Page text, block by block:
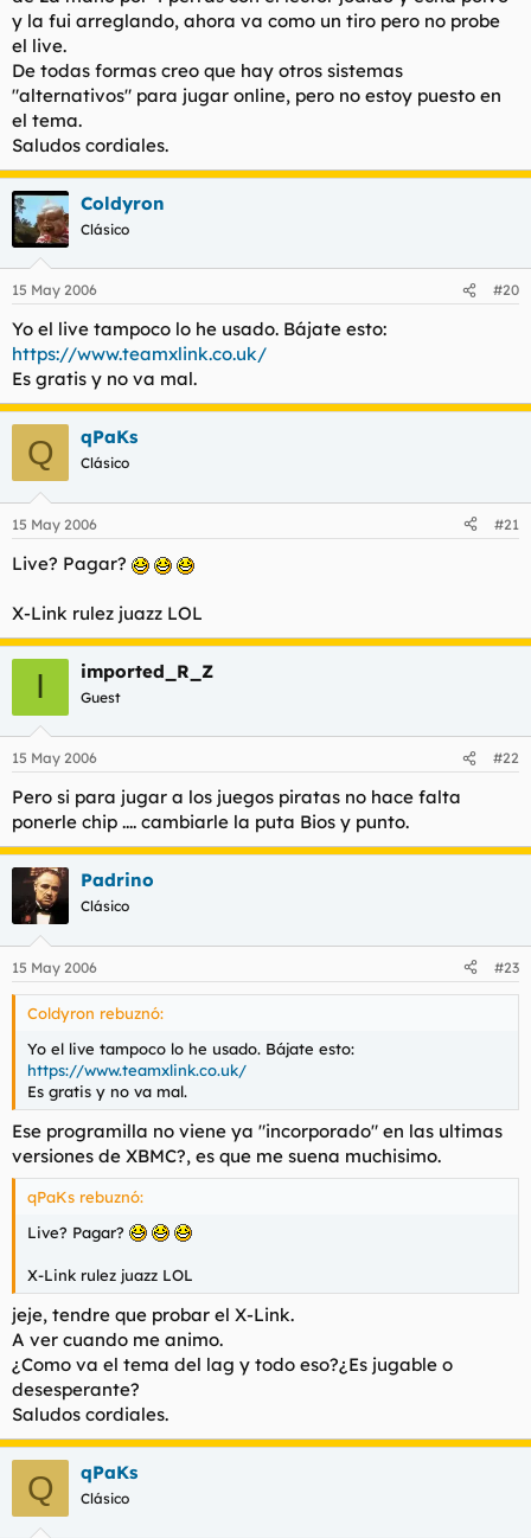
Aparte de todo eso, decir que eres un manta al TopSpin
Padrino, hace un pique algun dia?
y la fui arreglando, ahora va como un tiro pero no probe
el live.
De todas formas creo que hay otros sistemas
"alternativos" para jugar online, pero no estoy puesto en
el tema.
Saludos cordiales.
Coldyron
Clásico
15 May 2006 #20
Yo el live tampoco lo he usado. Bájate esto:
https://www.teamxlink.co.uk/
Es gratis y no va mal.
Q qPaKs
Clásico
15 May 2006 #21
Live? Pagar?
X-Link rulez juazz LOL
I imported_R_Z
Guest
15 May 2006 #22
Pero si para jugar a los juegos piratas no hace falta
ponerle chip .... cambiarle la puta Bios y punto.
Padrino
Clásico
15 May 2006 #23
Coldyron rebuznó:
Yo el live tampoco lo he usado. Bájate esto:
https://www.teamxlink.co.uk/
Es gratis y no va mal.
Ese programilla no viene ya "incorporado" en las ultimas
versiones de XBMC?, es que me suena muchisimo.
qPaKs rebuznó:
Live? Pagar?
X-Link rulez juazz LOL
jeje, tendre que probar el X-Link.
A ver cuando me animo.
¿Como va el tema del lag y todo eso?¿Es jugable o
desesperante?
Saludos cordiales.
Q qPaKs
Clásico